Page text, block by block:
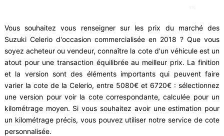
Vous souhaitez vous renseigner sur les prix du marché des
Suzuki Celerio d'occasion commercialisée en 2018 ? Que vous
soyez acheteur ou vendeur, connaître la cote d'un véhicule est un
atout pour une transaction équilibrée au meilleur prix. La finition
et la version sont des éléments importants qui peuvent faire
varier la cote de la Celerio, entre 5080€ et 6720€ : sélectionnez
une version pour voir la cote correspondante, calculée pour un
kilométrage moyen. Si vous souhaitez avoir une estimation pour
un kilométrage précis, vous pouvez utiliser notre service de cote
personnalisée.